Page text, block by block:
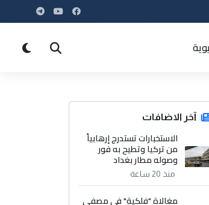
آخر الاضافات
الاستخبارات تستدرج إرهابياً
من تركيا وتطيح به فور
وصوله مطار بغداد
منذ 20 ساعة
مغالاة "فلكية" في مصفى